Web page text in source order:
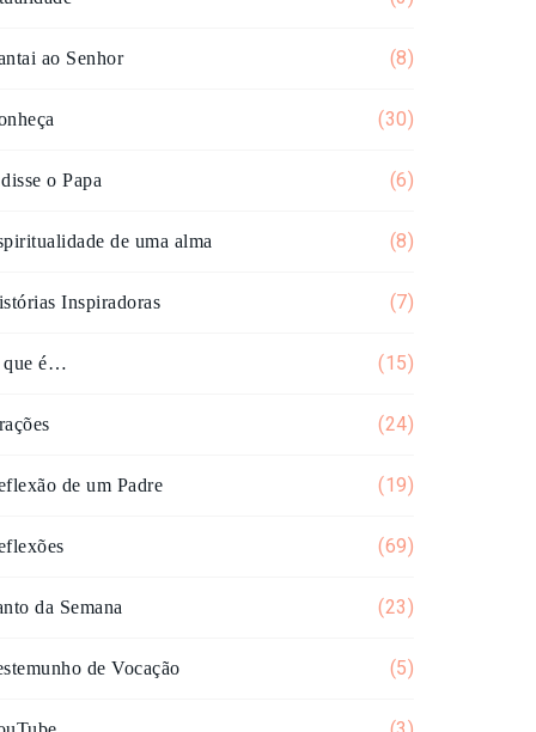
ao Senhor (8)
(30)
o Papa (6)
de uma alma (8)
Inspiradoras (7)
que é… (15)
(24)
de um Padre (19)
(69)
da Semana (23)
de Vocação (5)